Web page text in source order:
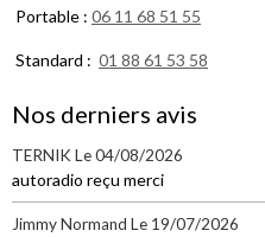
Portable : 06 11 68 51 55
Standard : 01 88 61 53 58
Nos derniers avis
TERNIK Le 04/08/2026
autoradio reçu merci
Jimmy Normand Le 19/07/2026